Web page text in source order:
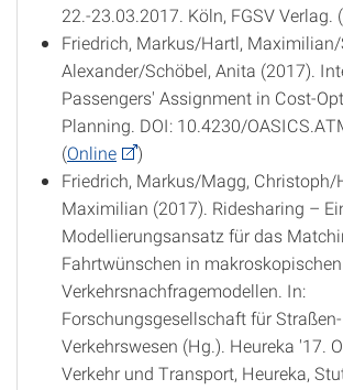
22.-23.03.2017. Köln, FGSV Verlag. (
Friedrich, Markus/Hartl, Maximilian/
Alexander/Schöbel, Anita (2017).
Passengers' Assignment in Cost-
Planning. DOI: 10.4230/
(Online
)
Friedrich, Markus/Magg, Christoph/
Maximilian (2017). Ridesharing –
Modellierungsansatz für das
Fahrtwünschen in makroskopischen
Verkehrsnachfragemodellen. In:
Forschungsgesellschaft für
Verkehrswesen (Hg.). Heureka '17.
Verkehr und Transport, Heureka,